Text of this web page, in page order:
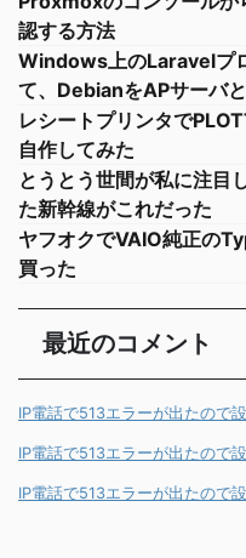
認する方法
Windows上のLaravelプ
て、DebianをAPサーバ
レシートプリンタで
自作してみた
とうとう世間が私に注目
た新幹線がこれだった
ヤフオクでVAIO純正の
買った
最近のコメント
IP電話で513エラーが出たので
IP電話で513エラーが出たので
IP電話で513エラーが出たので